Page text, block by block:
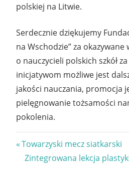
polskiej na Litwie.
Serdecznie dziękujemy
na Wschodzie” za
o nauczycieli polskich szkół
inicjatywom możliwe jest
jakości nauczania, promocja
pielęgnowanie tożsamości
pokolenia.
Nawigacja
wpisu
Previous
Post:
Towarzyski mecz siatkarski
Next
Zintegrowana lekcja